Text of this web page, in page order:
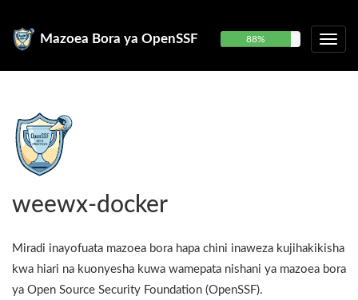
Mazoea Bora ya OpenSSF 88%
weewx-docker
Miradi inayofuata mazoea bora hapa chini inaweza kujihakikisha
kwa hiari na kuonyesha kuwa wamepata nishani ya mazoea bora
ya Open Source Security Foundation (OpenSSF).